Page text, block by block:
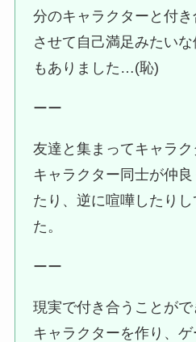
分のキャラクターと付
させて自己満足みたい
もありました…(恥)
ーー
友達と集まってキャラク
キャラクター同士が仲
たり、逆に喧嘩したり
た。
ーー
現実で付き合うことが
キャラクターを作り、